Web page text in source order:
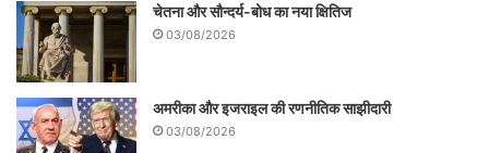
गरीबी, जाति, धार्मिक, लैंगिक आदि भेदभाव की
भावनाओं के संगम में लगातार डुबकी लगाती रहती है।
इस कृत्रिम राष्ट्रवाद को खड़ा करने वाला मास
मीडिया अपने कॉरपोरेट साधकों की भीगी बिल्ली बन
चेतना और सौन्दर्य-बोध का नया क्षितिज
03/08/2026
अमरीका और इजराइल की रणनीतिक साझीदारी
03/08/2026